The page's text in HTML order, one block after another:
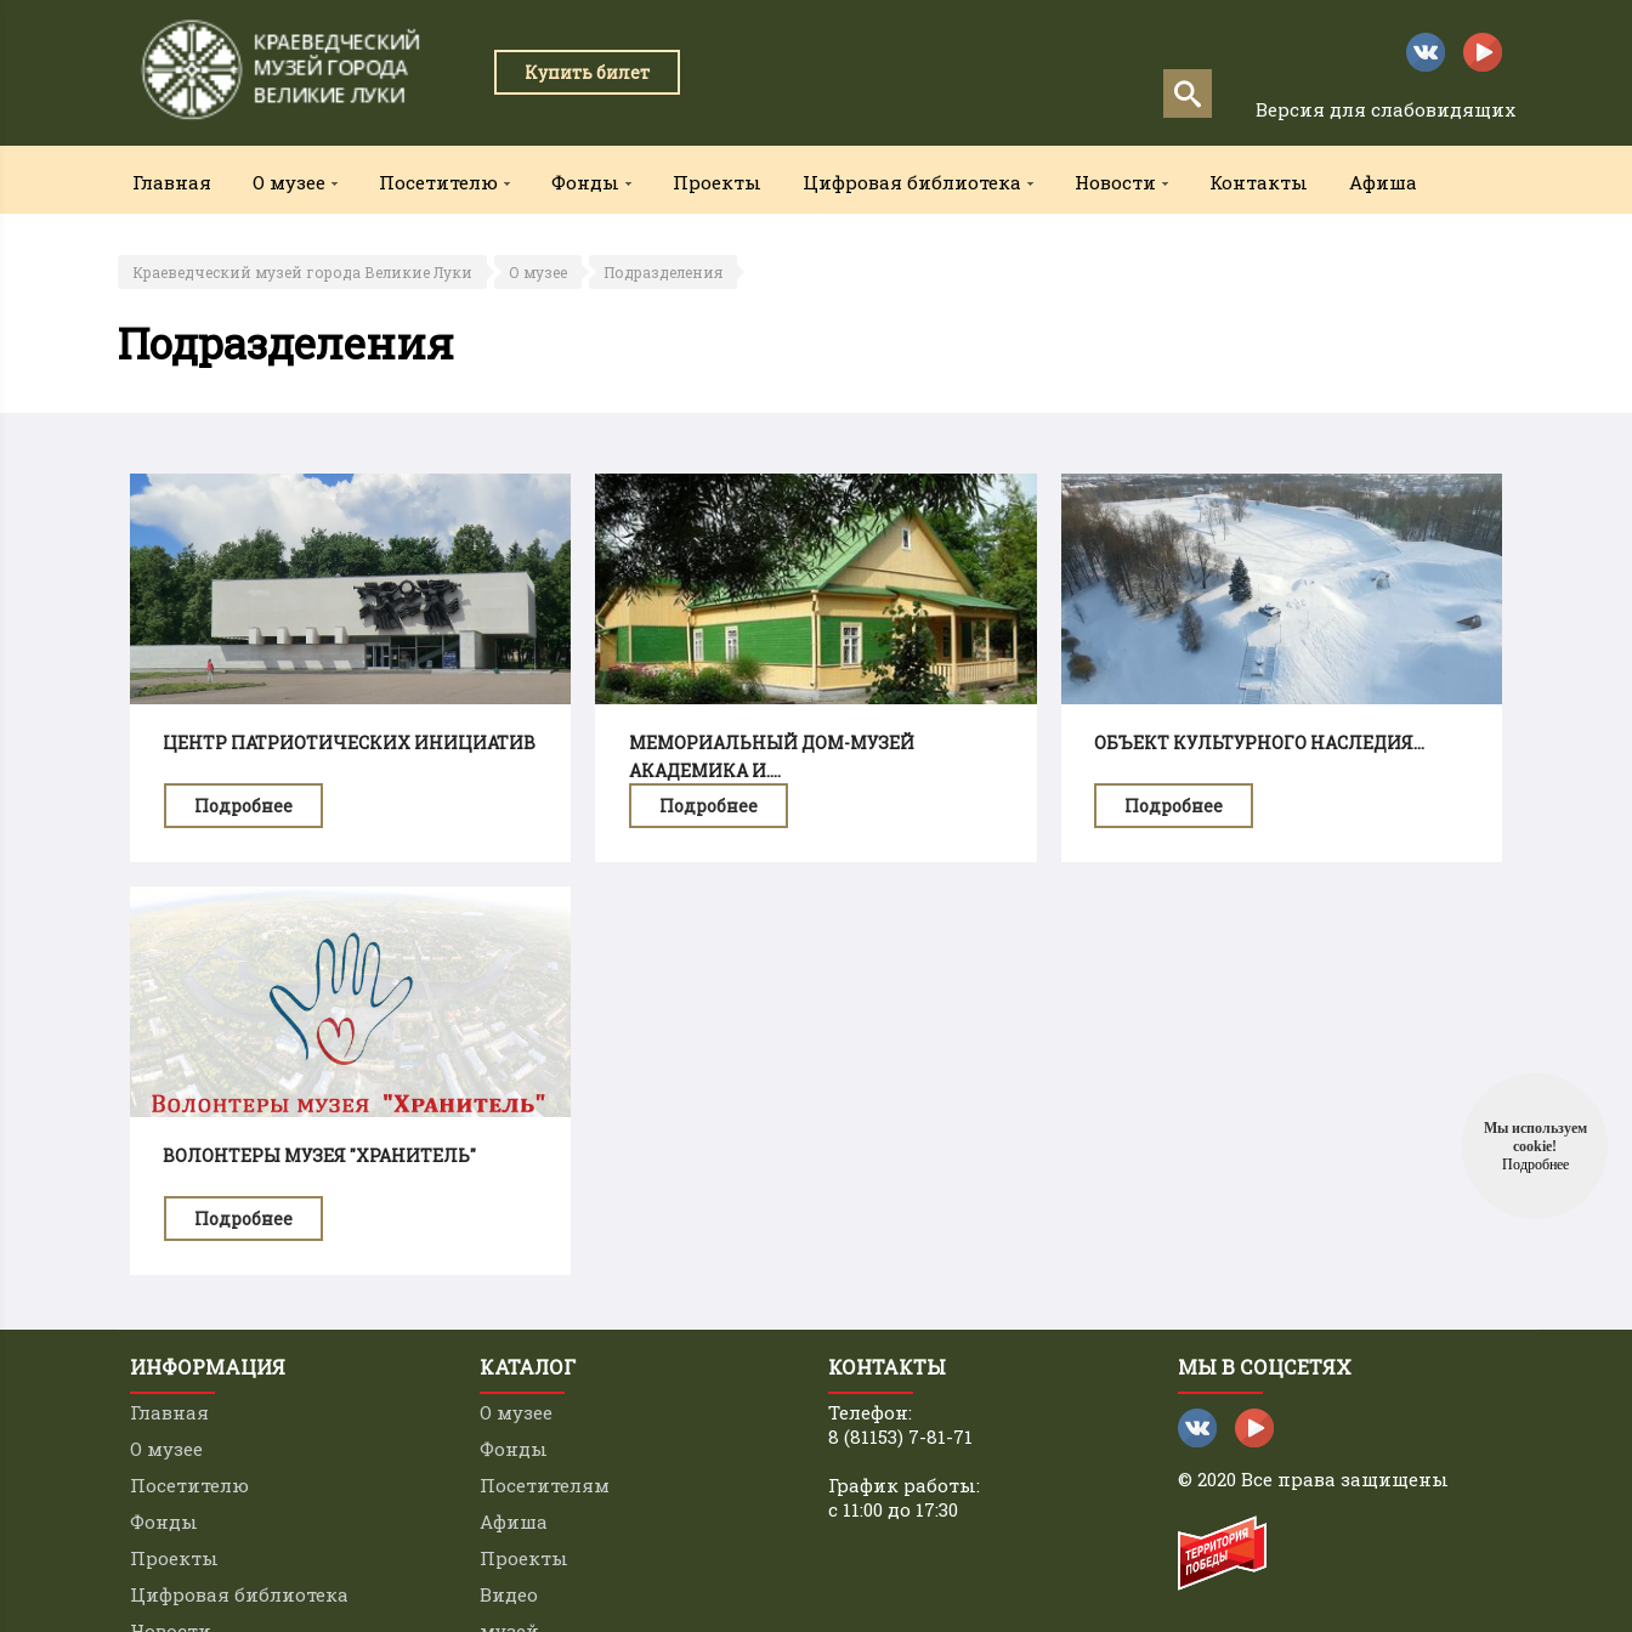
Купить билет
Версия для слабовидящих
Главная О музее Посетителю Фонды Проекты Цифровая библиотека Новости Контакты Афиша
Краеведческий музей города Великие Луки О музее Подразделения
Подразделения
ЦЕНТР ПАТРИОТИЧЕСКИХ ИНИЦИАТИВ
Подробнее
МЕМОРИАЛЬНЫЙ ДОМ-МУЗЕЙ
АКАДЕМИКА И....
Подробнее
ОБЪЕКТ КУЛЬТУРНОГО НАСЛЕДИЯ...
Подробнее
ВОЛОНТЕРЫ МУЗЕЯ "ХРАНИТЕЛЬ"
Подробнее
Мы используем
cookie!
Подробнее
ИНФОРМАЦИЯ
Главная
О музее
Посетителю
Фонды
Проекты
Цифровая библиотека
КАТАЛОГ
О музее
Фонды
Посетителям
Афиша
Проекты
Видео
КОНТАКТЫ
Телефон:
8 (81153) 7-81-71
График работы:
с 11:00 до 17:30
МЫ В СОЦСЕТЯХ
© 2020 Все права защищены